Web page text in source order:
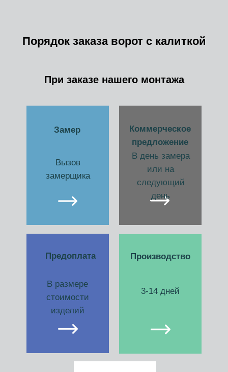
Порядок заказа ворот с калиткой
При заказе нашего монтажа
Замер
Вызов
замерщика
Коммерческое
предложение
В день замера
или на
следующий
день
Предоплата
В размере
стоимости
изделий
Производство
3-14 дней